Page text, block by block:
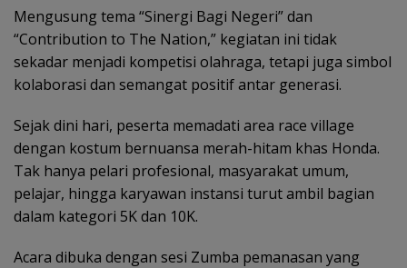
Mengusung tema “Sinergi Bagi Negeri” dan
“Contribution to The Nation,” kegiatan ini tidak
sekadar menjadi kompetisi olahraga, tetapi juga simbol
kolaborasi dan semangat positif antar generasi.
Sejak dini hari, peserta memadati area race village
dengan kostum bernuansa merah-hitam khas Honda.
Tak hanya pelari profesional, masyarakat umum,
pelajar, hingga karyawan instansi turut ambil bagian
dalam kategori 5K dan 10K.
Acara dibuka dengan sesi Zumba pemanasan yang